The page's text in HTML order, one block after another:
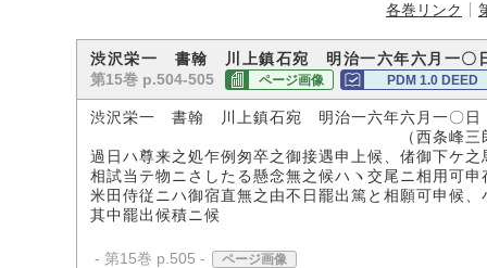
各巻リンク
渋沢栄一 書翰 川上鎮石宛 明治一六年六月一〇
第15巻 p.504-505 ページ画像 PDM 1.0 DEED
渋沢栄一 書翰 川上鎮石宛 明治一六年六月一〇日
（西条峰三郎氏所
過日ハ尊来之処乍例匆卒之御接遇申上候、偖御下ケ
相試当テ物ニさしたる懸念無之候ハヽ交尾ニ相用可
米田侍従ニハ御宿直無之由不日罷出篤と相願可申候
其中罷出候積ニ候
- 第15巻 p.505 - ページ画像